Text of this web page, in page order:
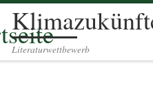
Literaturwettbewerb